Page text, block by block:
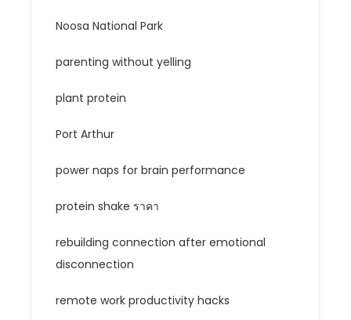
Noosa National Park
parenting without yelling
plant protein
Port Arthur
power naps for brain performance
protein shake ราคา
rebuilding connection after emotional
disconnection
remote work productivity hacks